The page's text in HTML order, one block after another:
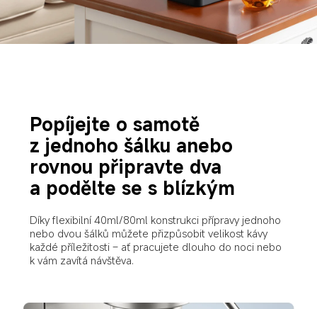
Popíjejte o samotě
z jednoho šálku anebo
rovnou připravte dva
a podělte se s blízkým
Díky flexibilní 40ml/80ml konstrukci přípravy jednoho
nebo dvou šálků můžete přizpůsobit velikost kávy
každé příležitosti – ať pracujete dlouho do noci nebo
k vám zavítá návštěva.